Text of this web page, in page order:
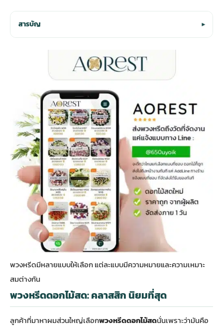
สารบัญ ▾
พวงหรีดมีหลายแบบให้เลือก แต่ละแบบมีความหมายและความเหมาะ
สมต่างกัน
พวงหรีดดอกไม้สด: คลาสสิก นิยมที่สุด
ลูกค้าที่มาหาผมส่วนใหญ่เลือกพวงหรีดดอกไม้สดนั่นเพราะว่ามันคือ